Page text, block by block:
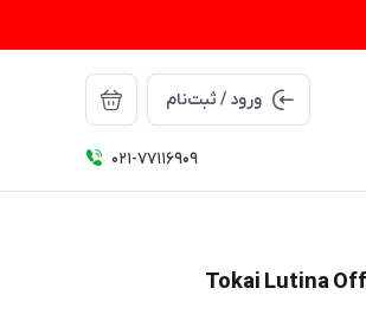
ورود / ثبت‌نام
021-77116909